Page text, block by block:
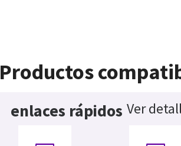
Productos
enlaces rápidos Ver